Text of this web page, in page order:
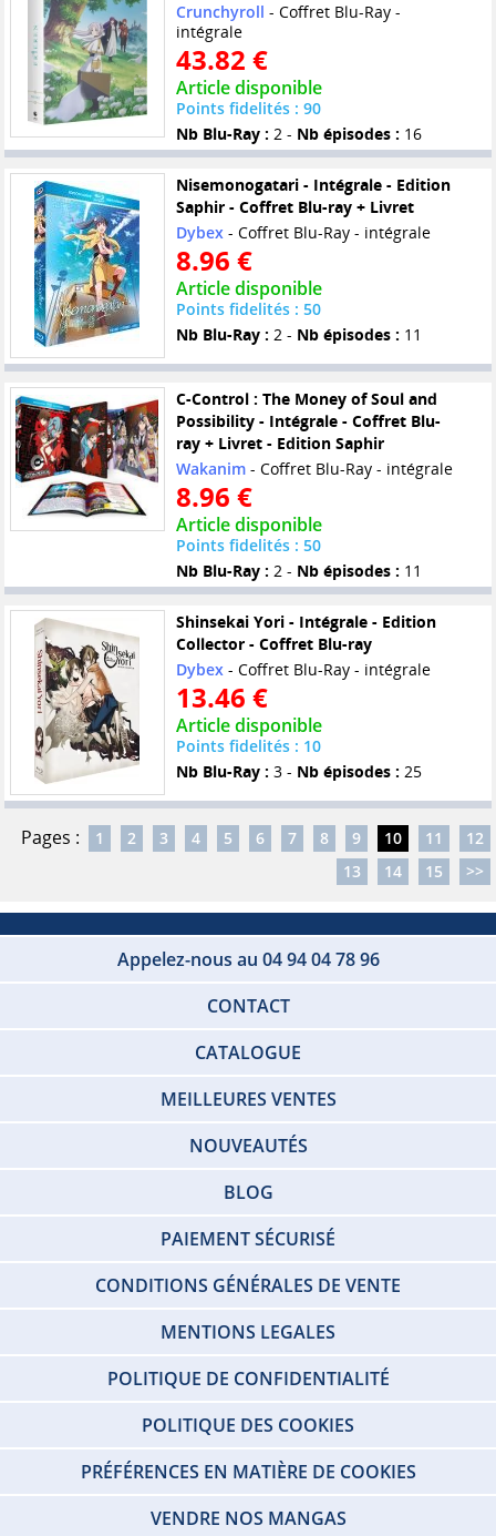
Crunchyroll - Coffret Blu-Ray -
intégrale
43.82 €
Article disponible
Points fidelités : 90
Nb Blu-Ray : 2 - Nb épisodes : 16
Nisemonogatari - Intégrale - Edition
Saphir - Coffret Blu-ray + Livret
Dybex- Coffret Blu-Ray - intégrale
8.96 €
Article disponible
Points fidelités : 50
Nb Blu-Ray : 2 - Nb épisodes : 11
C-Control : The Money of Soul and
Possibility - Intégrale - Coffret Blu-
ray + Livret - Edition Saphir
Wakanim- Coffret Blu-Ray - intégrale
8.96 €
Article disponible
Points fidelités : 50
Nb Blu-Ray : 2 - Nb épisodes : 11
Shinsekai Yori - Intégrale - Edition
Collector - Coffret Blu-ray
Dybex- Coffret Blu-Ray - intégrale
13.46 €
Article disponible
Points fidelités : 10
Nb Blu-Ray : 3 - Nb épisodes : 25
Pages : 1 2 3 4 5 6 7 8 9 10 11
12
13
14 15 >>
Appelez-nous au 04 94 04 78 96
CONTACT
CATALOGUE
MEILLEURES VENTES
NOUVEAUTÉS
BLOG
PAIEMENT SÉCURISÉ
CONDITIONS GÉNÉRALES DE VENTE
MENTIONS LEGALES
POLITIQUE DE CONFIDENTIALITÉ
POLITIQUE DES COOKIES
PRÉFÉRENCES EN MATIÈRE DE COOKIES
VENDRE NOS MANGAS